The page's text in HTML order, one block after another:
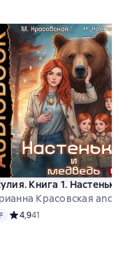
Книга 1.
Красовская and
Средний рейтинг 4,9 на
4,941